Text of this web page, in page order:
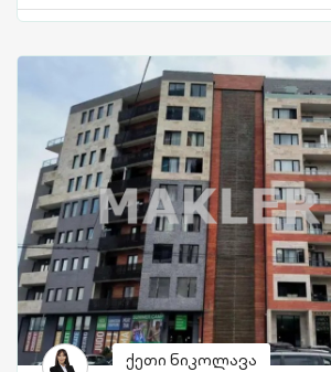
ქეთი ნიკოლავა